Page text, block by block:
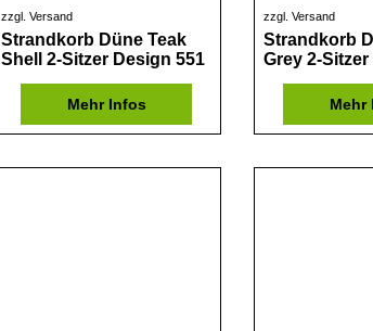
zzgl. Versand
Strandkorb Düne Teak
Shell 2-Sitzer Design 551
Mehr Infos
zzgl. Versand
Strandkorb
Grey 2-
Mehr